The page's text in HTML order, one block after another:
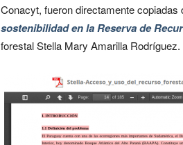
Conacyt, fueron directamente copiadas
sostenibilidad en la Reserva de
forestal Stella Mary Amarilla Rodríguez.